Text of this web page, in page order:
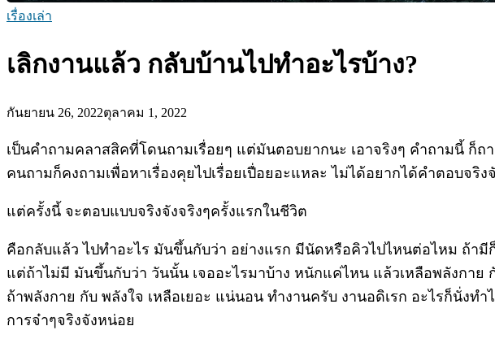
เรื่องเล่า
เลิกงานแล้ว กลับบ้านไปทำอะไรบ้าง?
กันยายน 26, 2022ตุลาคม 1, 2022
เป็นคำถามคลาสสิคที่โดนถามเรื่อยๆ แต่มันตอบยากนะ เอาจริงๆ คำถามนี้ ก็ถ
คนถามก็คงถามเพื่อหาเรื่องคุยไปเรื่อยเปื่อยอะแหละ ไม่ได้อยากได้คำตอบจริง
แต่ครั้งนี้ จะตอบแบบจริงจังจริงๆครั้งแรกในชีวิต
คือกลับแล้ว ไปทำอะไร มันขึ้นกับว่า อย่างแรก มีนัดหรือคิวไปไหนต่อไหม ถ้า
แต่ถ้าไม่มี มันขึ้นกับว่า วันนั้น เจออะไรมาบ้าง หนักแค่ไหน แล้วเหลือพลังกาย
ถ้าพลังกาย กับ พลังใจ เหลือเยอะ แน่นอน ทำงานครับ งานอดิเรก อะไรก็นั่ง
การจ๋าๆจริงจังหน่อย